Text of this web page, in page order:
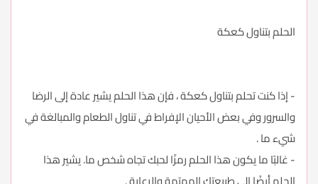
الحلم بتناول كعكة
- إذا كنت تحلم بتناول كعكة ، فإن هذا الحلم يشير عادة إلى الرضا
والسرور وفي بعض الأحيان الإفراط في تناول الطعام والمبالغة في
شيء ما .
- غالبًا ما يكون هذا الحلم رمزًا لحبك تجاه شخص ما. يشير هذا